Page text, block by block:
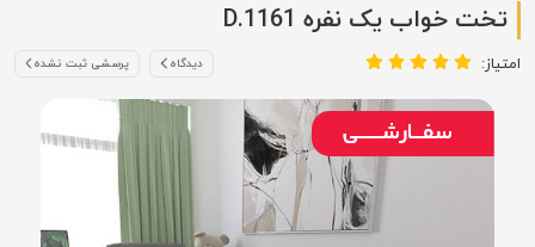
تخت خواب یک نفره D.1161
امتیاز: دیدگاه پرسشی ثبت نشده